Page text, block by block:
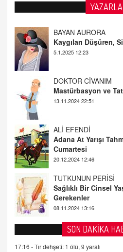
DOKTOR CİVANIM
Mastürbasyon ve
13.11.2024 22:51
ALİ EFENDİ
Adana At Yarışı
Cumartesi
TUTKUNUN PERİSİ
Sağlıklı Bir Cinsel
Gerekenler
08.11.2024 13:16
FARUK ÖNALAN
Tezkere
2 Kasım 2021 Salı 00:11
AV. DOĞAN CAN
Kişisel verilerin
gelişimi
SON DAKİKA
17:16 -Tır dehşeti: 1 ölü, 9 yaralı